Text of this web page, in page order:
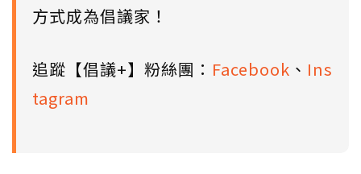
方式成為倡議家！
追蹤【倡議+】粉絲團： Facebook 、 Ins
tagram